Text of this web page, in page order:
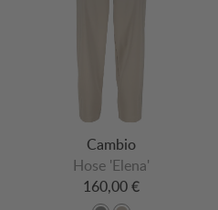
Cambio
Hose 'Elena'
160,00 €